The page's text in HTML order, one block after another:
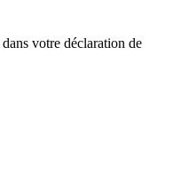
dans votre déclaration de